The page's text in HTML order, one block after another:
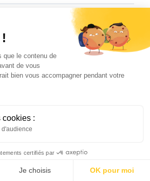
aimer
que le contenu de
de vous
bien vous accompagner pendant votre
cookies :
d'audience
certifiés par
Je choisis OK pour moi